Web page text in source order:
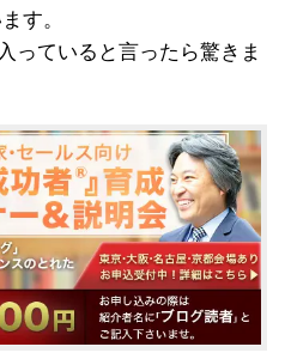
す。
っていると言ったら驚きま